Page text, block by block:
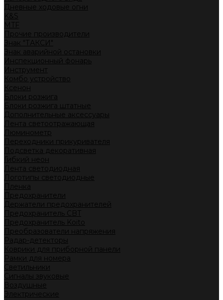
Дневные ходовые огни
K&S
MTF
Прочие производители
Знак "ТАКСИ"
Знак аварийной остановки
Инспекционный фонарь
Инструмент
Комбо устройство
Ксенон
Блоки розжига
Блоки розжига штатные
Дополнительные аксессуары
Лента светоотражающая
Люминометр
Переходники прикуривателя
Подсветка декоративная
Гибкий неон
Лента светодиодная
Логотипы светодиодные
Пленка
Предохранители
Держатели предохранителей
Предохранитель CBT
Предохранитель Koito
Преобразователи напряжения
Радар-детекторы
Коврики для приборной панели
Рамки для номера
Светильники
Сигналы звуковые
Воздушные
Электрические